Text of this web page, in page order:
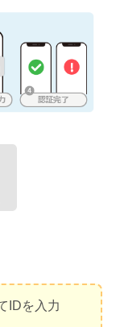
IDを入力